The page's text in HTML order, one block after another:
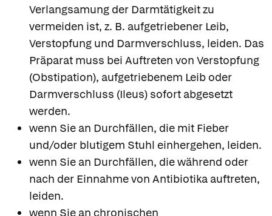
Verlangsamung der Darmtätigkeit zu
vermeiden ist, z. B. aufgetriebener Leib,
Verstopfung und Darmverschluss, leiden. Das
Präparat muss bei Auftreten von Verstopfung
(Obstipation), aufgetriebenem Leib oder
Darmverschluss (Ileus) sofort abgesetzt
werden.
wenn Sie an Durchfällen, die mit Fieber
und/oder blutigem Stuhl einhergehen, leiden.
wenn Sie an Durchfällen, die während oder
nach der Einnahme von Antibiotika auftreten,
leiden.
wenn Sie an chronischen